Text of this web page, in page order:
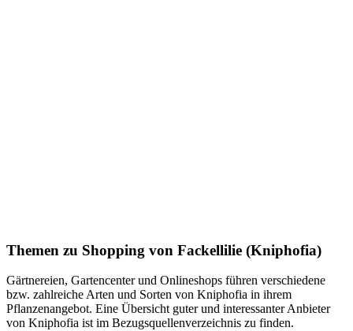
Themen zu Shopping von Fackellilie (Kniphofia)
Gärtnereien, Gartencenter und Onlineshops führen verschiedene
bzw. zahlreiche Arten und Sorten von Kniphofia in ihrem
Pflanzenangebot. Eine Übersicht guter und interessanter Anbieter
von Kniphofia ist im Bezugsquellenverzeichnis zu finden.